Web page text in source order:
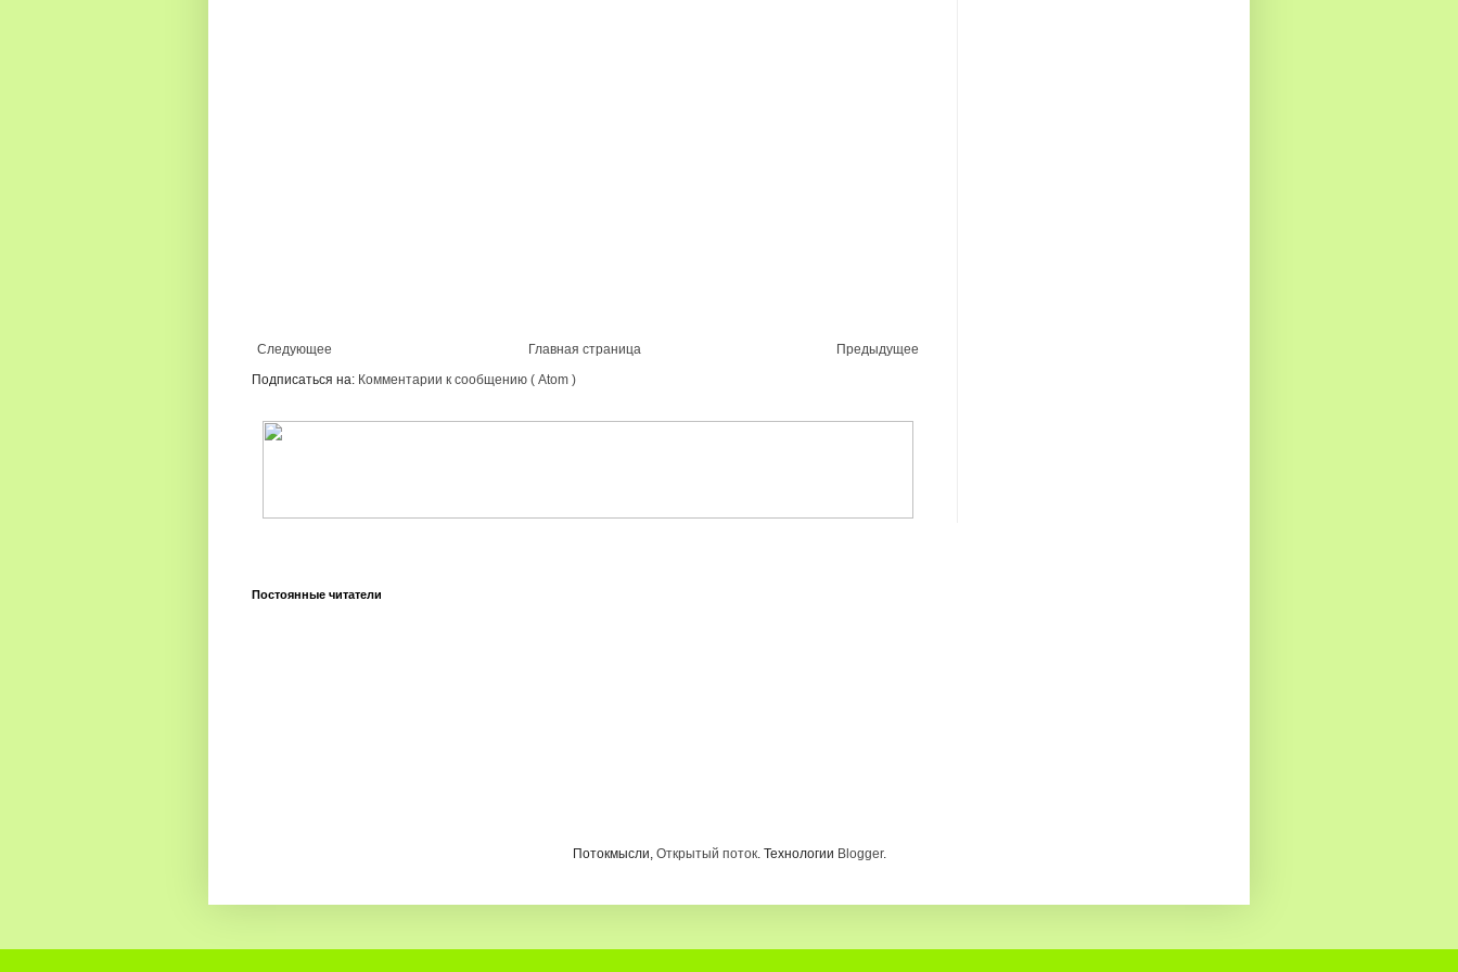
Следующее Предыдущее
Главная страница
Подписаться на: Комментарии к сообщению ( Atom )
Постоянные читатели
Потокмысли, Открытый поток. Технологии Blogger.